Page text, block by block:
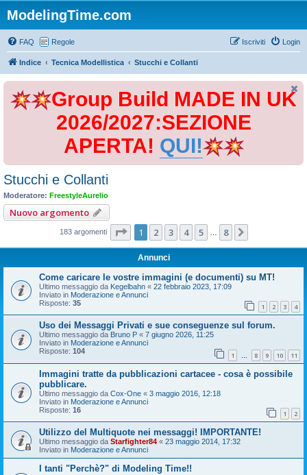
ModelingTime.com
FAQ Regole Login
Iscriviti
Indice Tecnica Modellistica Stucchi e Collanti
Group Build MADE IN UK
2026/2027:SEZIONE
APERTA! QUI!
Stucchi e Collanti
Moderatore: FreestyleAurelio
Nuovo argomento
183 argomenti Pagina di
1 2 3 4 5 8
Annunci
Come caricare le vostre immagini (e documenti) su MT!
Ultimo messaggio da Kegelbahn « 22 febbraio 2023, 17:09
Inviato in Moderazione e Annunci
Risposte: 35 1 2 3 4
Uso dei Messaggi Privati e sue conseguenze sul forum.
Ultimo messaggio da Bruno P « 7 giugno 2026, 11:25
Inviato in Moderazione e Annunci
Risposte: 104 1 … 8 9 10 11
Immagini tratte da pubblicazioni cartacee - cosa è possibile
pubblicare.
Ultimo messaggio da Cox-One « 3 maggio 2016, 12:18
Inviato in Moderazione e Annunci
Risposte: 16 1 2
Utilizzo del Multiquote nei messaggi! IMPORTANTE!
Ultimo messaggio da Starfighter84 « 23 maggio 2014, 17:32
Inviato in Moderazione e Annunci
I tanti "Perchè?" di Modeling Time!!